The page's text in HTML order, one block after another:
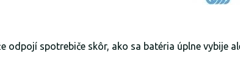
spotrebiče skôr, ako sa batéria úplne vybije